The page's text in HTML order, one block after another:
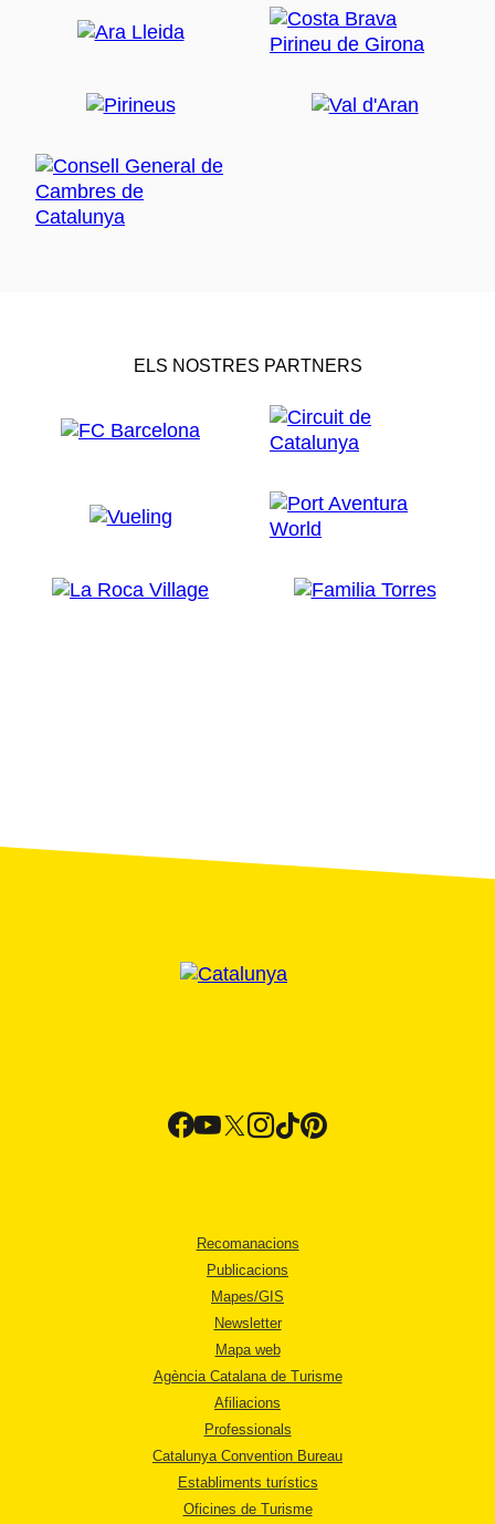
ELS NOSTRES PARTNERS
Recomanacions
Publicacions
Mapes/GIS
Newsletter
Mapa web
Agència Catalana de Turisme
Afiliacions
Professionals
Catalunya Convention Bureau
Establiments turístics
Oficines de Turisme